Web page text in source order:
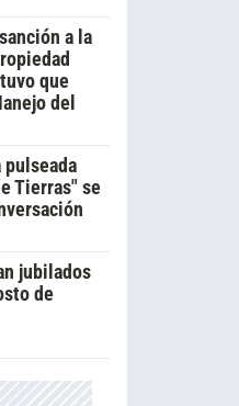
a la
que
del
Tierras" se
jubilados
de